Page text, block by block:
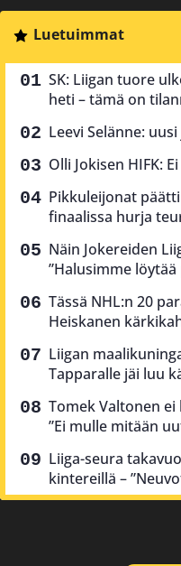
Luetuimmat
SK: Liigan tuore
heti – tämä on
Leevi Selänne:
Olli Jokisen HIFK:
Pikkuleijonat
finaalissa hurja
Näin Jokereiden
”Halusimme
Tässä NHL:n 20
Heiskanen
Liigan
Tapparalle jäi luu
Tomek Valtonen
”Ei mulle mitään
Liiga-seura
kintereillä –